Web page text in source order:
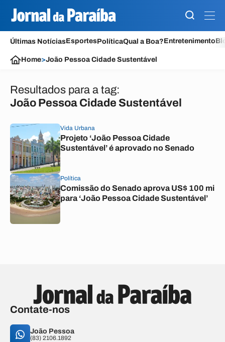
Últimas NotíciasEsportesPolíticaQual a Boa?Entretenimento
Home>João Pessoa Cidade Sustentável
Resultados para a tag:
João Pessoa Cidade Sustentável
Vida Urbana
Projeto ‘João Pessoa Cidade
Sustentável’ é aprovado no Senado
Política
Comissão do Senado aprova US$ 100 mi
para ‘João Pessoa Cidade Sustentável’
Contate-nos
João Pessoa
(83) 2106.1892